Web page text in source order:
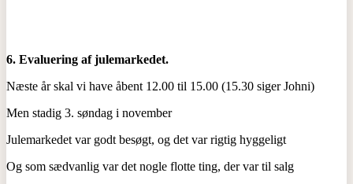
6. Evaluering af julemarkedet.
Næste år skal vi have åbent 12.00 til 15.00 (15.30 siger Johni)
Men stadig 3. søndag i november
Julemarkedet var godt besøgt, og det var rigtig hyggeligt
Og som sædvanlig var det nogle flotte ting, der var til salg